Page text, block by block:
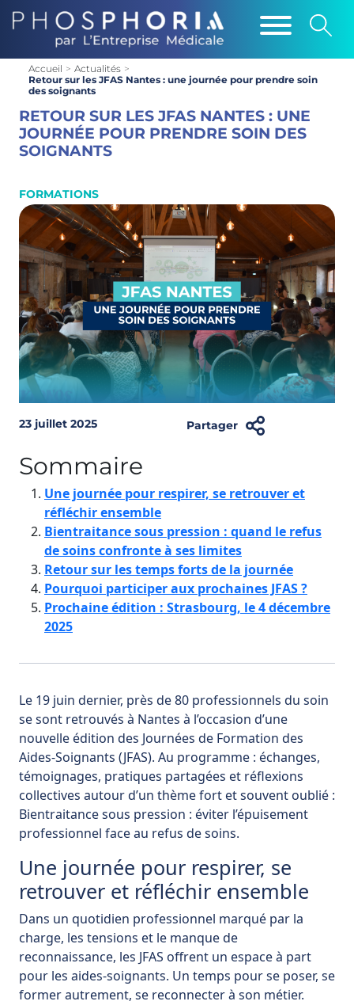
Accueil > Actualités >
Retour sur les JFAS Nantes : une journée pour prendre soin
des soignants
RETOUR SUR LES JFAS NANTES : UNE
JOURNÉE POUR PRENDRE SOIN DES
SOIGNANTS
FORMATIONS
23 juillet 2025 Partager
Sommaire
Une journée pour respirer, se retrouver et
réfléchir ensemble
Bientraitance sous pression : quand le refus
de soins confronte à ses limites
Retour sur les temps forts de la journée
Pourquoi participer aux prochaines JFAS ?
Prochaine édition : Strasbourg, le 4 décembre
2025
Le 19 juin dernier, près de 80 professionnels du soin
se sont retrouvés à Nantes à l’occasion d’une
nouvelle édition des Journées de Formation des
Aides-Soignants (JFAS). Au programme : échanges,
témoignages, pratiques partagées et réflexions
collectives autour d’un thème fort et souvent oublié :
Bientraitance sous pression : éviter l’épuisement
professionnel face au refus de soins.
Une journée pour respirer, se
retrouver et réfléchir ensemble
Dans un quotidien professionnel marqué par la
charge, les tensions et le manque de
reconnaissance, les JFAS offrent un espace à part
pour les aides-soignants. Un temps pour se poser, se
former autrement, se reconnecter à son métier.